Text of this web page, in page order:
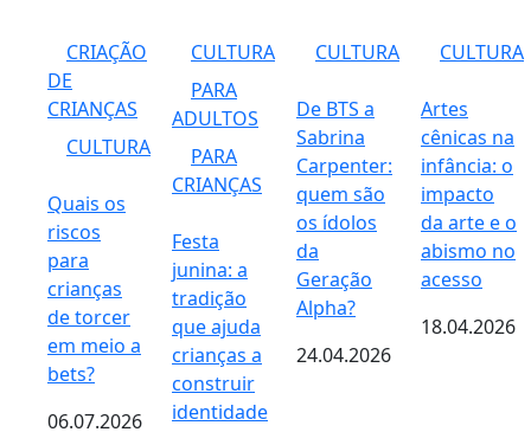
CRIAÇÃO
DE
CRIANÇAS
CULTURA
Quais os
riscos
para
crianças
de torcer
em meio a
bets?
06.07.2026
CULTURA
PARA
ADULTOS
PARA
CRIANÇAS
Festa
junina: a
tradição
que ajuda
crianças a
construir
identidade
CULTURA
De BTS a
Sabrina
Carpenter:
quem são
os ídolos
da
Geração
Alpha?
24.04.2026
CULTURA
Artes
cênicas na
infância: o
impacto
da arte e o
abismo no
acesso
18.04.2026